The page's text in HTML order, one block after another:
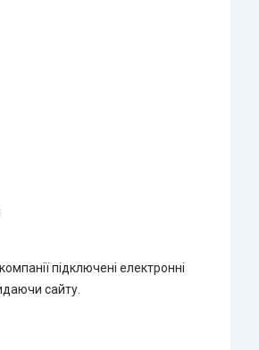
підключені електронні
сайту.